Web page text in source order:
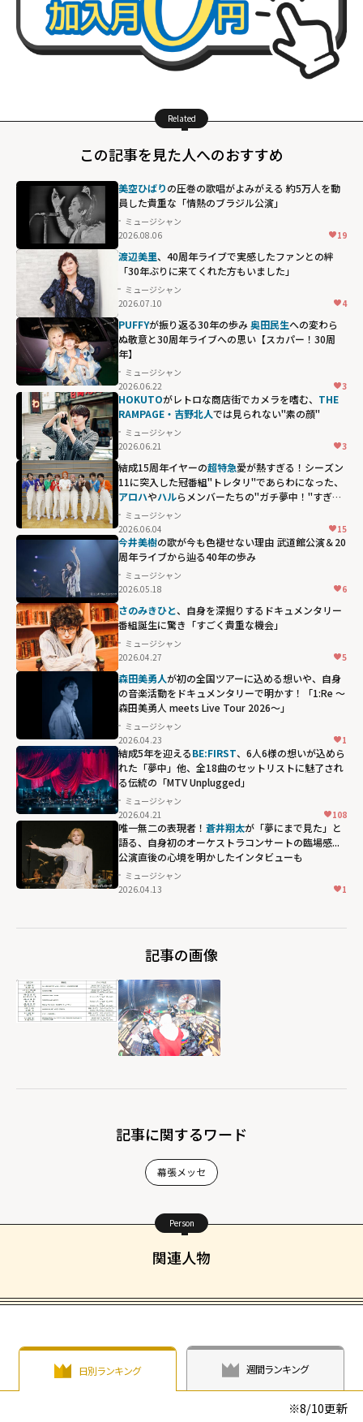
Related
この記事を見た人へのおすすめ
美空ひばりの圧巻の歌唱がよみがえる 約5万人を動
員した貴重な「情熱のブラジル公演」
ミュージシャン
2026.08.06
19
渡辺美里、40周年ライブで実感したファンとの絆
「30年ぶりに来てくれた方もいました」
ミュージシャン
2026.07.10
4
PUFFYが振り返る30年の歩み奥田民生への変わら
ぬ敬意と30周年ライブへの思い【スカパー！30周
年】
ミュージシャン
2026.06.22
3
HOKUTOがレトロな商店街でカメラを嗜む、 THE
RAMPAGE・吉野北人では見られない"素の顔"
ミュージシャン
2026.06.21
3
アロハやハルら
メンバーたち
の"ガチ夢
中！"すぎる偏愛
ぶり"
width="304"
height="203"
loading="lazy"
fetchpriority="h
結成15周年イヤーの超特急愛が熱すぎる！シーズン
11に突入した冠番組"トレタリ"であらわになった、
アロハやハルらメンバーたちの"ガチ夢中！"すぎる
偏愛ぶり
ミュージシャン
2026.06.04
15
今井美樹の歌が今も色褪せない理由 武道館公演＆20
周年ライブから辿る40年の歩み
ミュージシャン
2026.05.18
6
さのみきひと、自身を深掘りするドキュメンタリー
番組誕生に驚き「すごく貴重な機会」
ミュージシャン
2026.04.27
5
森田美勇人が初の全国ツアーに込める想いや、自身
の音楽活動をドキュメンタリーで明かす！「1:Re ～
森田美勇人 meets Live Tour 2026～」
ミュージシャン
2026.04.23
1
結成5年を迎えるBE:FIRST、6人6様の想いが込めら
れた「夢中」他、全18曲のセットリストに魅了され
る伝統の「MTV Unplugged」
ミュージシャン
2026.04.21
108
唯一無二の表現者！ 蒼井翔太が「夢にまで見た」と
語る、自身初のオーケストラコンサートの臨場感...
公演直後の心境を明かしたインタビューも
ミュージシャン
2026.04.13
1
記事の画像
記事に関するワード
幕張メッセ
Person
関連人物
日別ランキング 週間ランキング
※8/10更新